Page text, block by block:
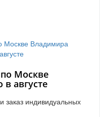
Москве
августе
заказ индивидуальных